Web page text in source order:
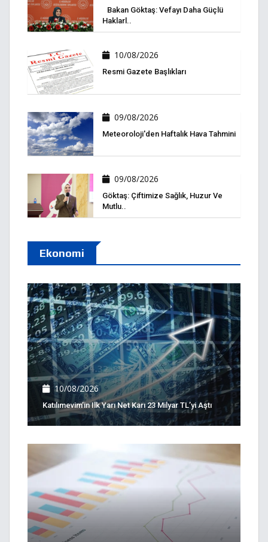
Bakan Göktaş: Vefayı Daha Güçlü
Haklarl..
10/08/2026
Resmi Gazete Başlıkları
09/08/2026
Meteoroloji'den Haftalık Hava Tahmini
09/08/2026
Göktaş: Çiftimize Sağlık, Huzur Ve
Mutlu..
Ekonomi
10/08/2026
Katılımevim’in Ilk Yarı Net Karı 23 Milyar TL’yi Aştı